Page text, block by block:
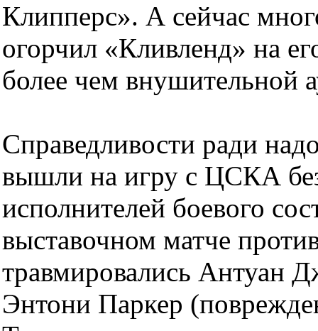
Клипперс». А сейчас
огорчил «Кливленд» на
более чем внушительной
Справедливости ради
вышли на игру с ЦСКА
исполнителей боевого
выставочном матче
травмировались Антуан
Энтони Паркер